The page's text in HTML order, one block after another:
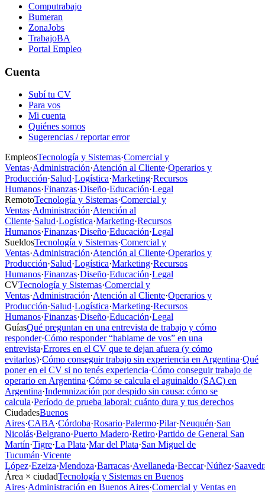
Computrabajo
Bumeran
ZonaJobs
TrabajoBA
Portal Empleo
Cuenta
Subí tu CV
Para vos
Mi cuenta
Quiénes somos
Sugerencias / reportar error
EmpleosTecnología y Sistemas·Comercial y
Ventas·Administración·Atención al Cliente·Operarios y
Producción·Salud·Logística·Marketing·Recursos
Humanos·Finanzas·Diseño·Educación·Legal
RemotoTecnología y Sistemas·Comercial y
Ventas·Administración·Atención al
Cliente·Salud·Logística·Marketing·Recursos
Humanos·Finanzas·Diseño·Educación·Legal
SueldosTecnología y Sistemas·Comercial y
Ventas·Administración·Atención al Cliente·Operarios y
Producción·Salud·Logística·Marketing·Recursos
Humanos·Finanzas·Diseño·Educación·Legal
CVTecnología y Sistemas·Comercial y
Ventas·Administración·Atención al Cliente·Operarios y
Producción·Salud·Logística·Marketing·Recursos
Humanos·Finanzas·Diseño·Educación·Legal
GuíasQué preguntan en una entrevista de trabajo y cómo
responder·Cómo responder “hablame de vos” en una
entrevista·Errores en el CV que te dejan afuera (y cómo
evitarlos)·Cómo conseguir trabajo sin experiencia en Argentina·Qué
poner en el CV si no tenés experiencia·Cómo conseguir trabajo de
operario en Argentina·Cómo se calcula el aguinaldo (SAC) en
Argentina·Indemnización por despido sin causa: cómo se
calcula·Período de prueba laboral: cuánto dura y tus derechos
CiudadesBuenos
Aires·CABA·Córdoba·Rosario·Palermo·Pilar·Neuquén·San
Nicolás·Belgrano·Puerto Madero·Retiro·Partido de General San
Martín·Tigre·La Plata·Mar del Plata·San Miguel de
Tucumán·Vicente
López·Ezeiza·Mendoza·Barracas·Avellaneda·Beccar·Núñez·
Área × ciudadTecnología y Sistemas en Buenos
Aires·Administración en Buenos Aires·Comercial y Ventas en